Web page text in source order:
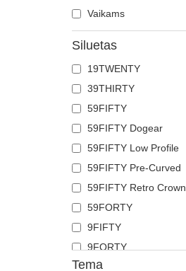
Jonvabalė
Karvė
Katė
Kaukolė
Kiaulė
Kojotas
Krabas
Krokodilas
Labradoro retriveris
Lapė
Laumžirgis
Liūtas
Liūtė
Lokys
Mitchell & Ness
New Era
Nike
Oblack
Pica Pica
Polo Ralph Lauren
Superdry
The No.1 Face
Von Dutch
Wheels And Waves
Vaikams
Siluetas
19TWENTY
39THIRTY
59FIFTY
59FIFTY Dogear
59FIFTY Low Profile
59FIFTY Pre-Curved
59FIFTY Retro Crown
59FORTY
9FIFTY
9FORTY
9FORTY APEX
Tema